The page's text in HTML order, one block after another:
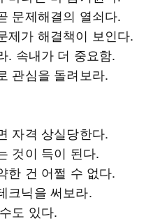
문제해결의 열쇠다.
제가 해결책이 보인다.
. 속내가 더 중요함.
관심을 돌려보라.
자격 상실당한다.
것이 득이 된다.
한 건 어쩔 수 없다.
크닉을 써보라.
도 있다.